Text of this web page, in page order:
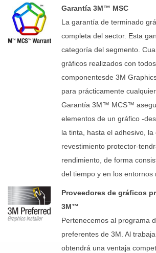
Garantía 3M™ MSC
La garantía de terminado
completa del sector. Esta
categoría del segmento.
gráficos realizados con
componentesde 3M
para prácticamente
Garantía 3M™ MCS™
elementos de un gráfico -
la tinta, hasta el adhesivo, la
revestimiento protector-
rendimiento, de forma
del tiempo y en los entornos
Proveedores de gráficos
3M™
Pertenecemos al programa
preferentes de 3M. Al
obtendrá una ventaja